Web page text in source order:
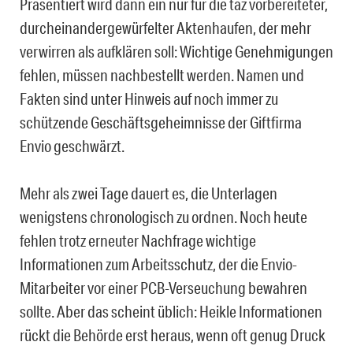
Präsentiert wird dann ein nur für die taz vorbereiteter,
durcheinandergewürfelter Aktenhaufen, der mehr
verwirren als aufklären soll: Wichtige Genehmigungen
fehlen, müssen nachbestellt werden. Namen und
Fakten sind unter Hinweis auf noch immer zu
schützende Geschäftsgeheimnisse der Giftfirma
Envio geschwärzt.
Mehr als zwei Tage dauert es, die Unterlagen
wenigstens chronologisch zu ordnen. Noch heute
fehlen trotz erneuter Nachfrage wichtige
Informationen zum Arbeitsschutz, der die Envio-
Mitarbeiter vor einer PCB-Verseuchung bewahren
sollte. Aber das scheint üblich: Heikle Informationen
rückt die Behörde erst heraus, wenn oft genug Druck